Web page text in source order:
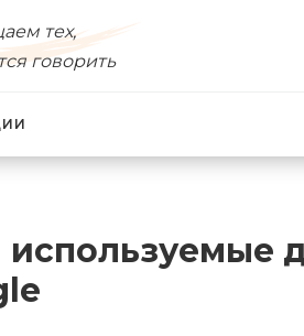
тех,
говорить